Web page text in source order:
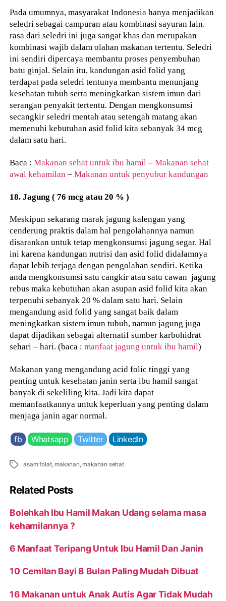
Pada umumnya, masyarakat Indonesia hanya menjadikan
seledri sebagai campuran atau kombinasi sayuran lain.
rasa dari seledri ini juga sangat khas dan merupakan
kombinasi wajib dalam olahan makanan tertentu. Seledri
ini sendiri dipercaya membantu proses penyembuhan
batu ginjal. Selain itu, kandungan asid folid yang
terdapat pada seledri tentunya membantu menunjang
kesehatan tubuh serta meningkatkan sistem imun dari
serangan penyakit tertentu. Dengan mengkonsumsi
secangkir seledri mentah atau setengah matang akan
memenuhi kebutuhan asid folid kita sebanyak 34 mcg
dalam satu hari.
Baca :Makanan sehat untuk ibu hamil –Makanan sehat
awal kehamilan –Makanan untuk penyubur kandungan
18. Jagung ( 76 mcg atau 20 % )
Meskipun sekarang marak jagung kalengan yang
cenderung praktis dalam hal pengolahannya namun
disarankan untuk tetap mengkonsumsi jagung segar. Hal
ini karena kandungan nutrisi dan asid folid didalamnya
dapat lebih terjaga dengan pengolahan sendiri. Ketika
anda mengkonsumsi satu cangkir atau satu cawan jagung
rebus maka kebutuhan akan asupan asid folid kita akan
terpenuhi sebanyak 20 % dalam satu hari. Selain
mengandung asid folid yang sangat baik dalam
meningkatkan sistem imun tubuh, namun jagung juga
dapat dijadikan sebagai alternatif sumber karbohidrat
sehari – hari. (baca :manfaat jagung untuk ibu hamil)
Makanan yang mengandung acid folic tinggi yang
penting untuk kesehatan janin serta ibu hamil sangat
banyak di sekeliling kita. Jadi kita dapat
memanfaatkannya untuk keperluan yang penting dalam
menjaga janin agar normal.
fb Whatsapp Twitter LinkedIn
Tags asam folat,makanan,makanan sehat
Related Posts
Bolehkah Ibu Hamil Makan Udang selama masa
kehamilannya ?
6 Manfaat Teripang Untuk Ibu Hamil Dan Janin
10 Cemilan Bayi 8 Bulan Paling Mudah Dibuat
16 Makanan untuk Anak Autis Agar Tidak Mudah